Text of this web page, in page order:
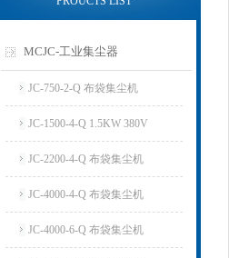
MCJC-工业集尘器
JC-750-2-Q 布袋集尘机
JC-1500-4-Q 1.5KW 380V
JC-2200-4-Q 布袋集尘机
JC-4000-4-Q 布袋集尘机
JC-4000-6-Q 布袋集尘机